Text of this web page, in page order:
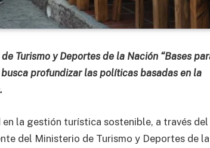
Turismo y Deportes de la Nación “Bases
profundizar las políticas basadas en la
la gestión turística sostenible, a través del
del Ministerio de Turismo y Deportes de la